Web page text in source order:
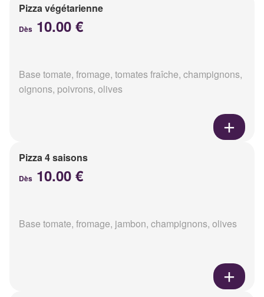
Pizza végétarienne
Dès 10.00 €
Base tomate, fromage, tomates fraîche, champignons,
oignons, poivrons, olives
Pizza 4 saisons
Dès 10.00 €
Base tomate, fromage, jambon, champignons, olives